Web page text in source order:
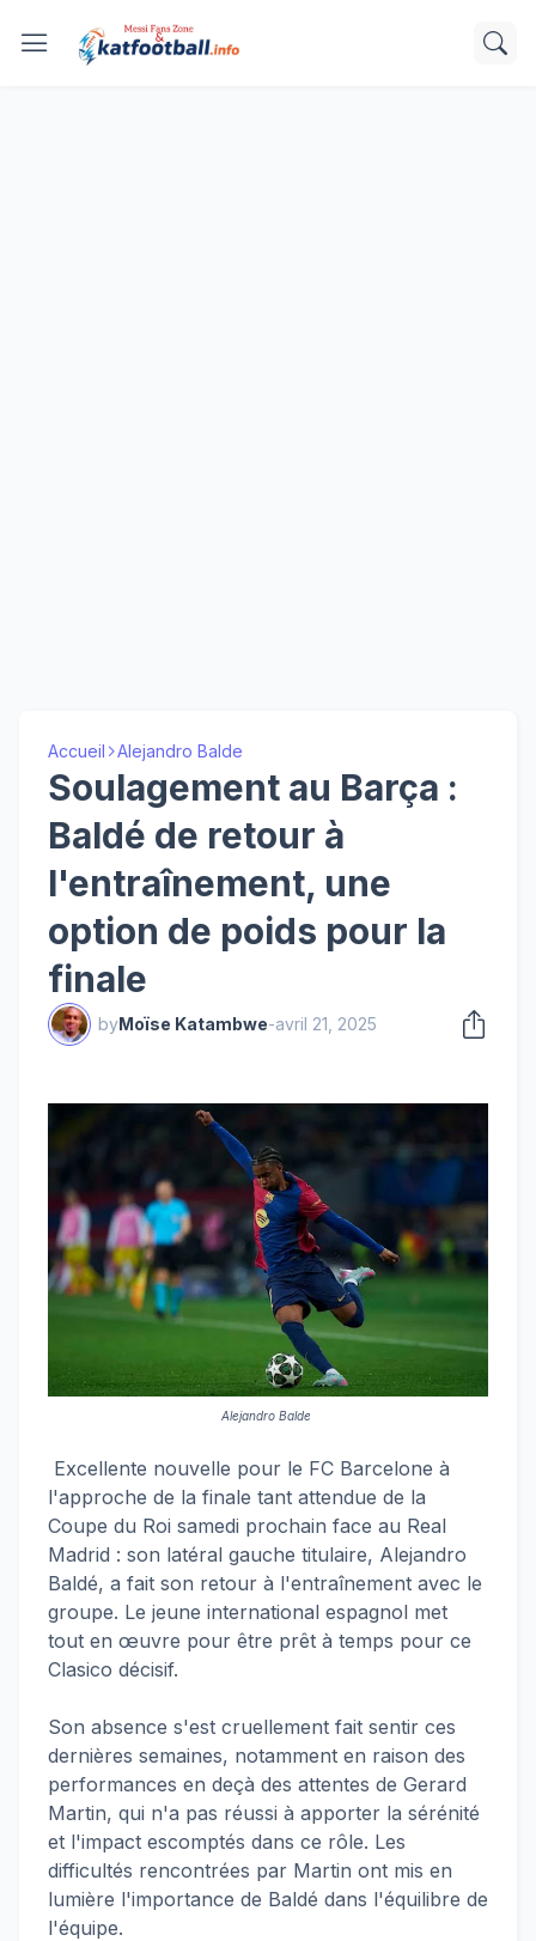
Accueil Alejandro Balde
Soulagement au Barça :
Baldé de retour à
l'entraînement, une
option de poids pour la
finale
byMoïse Katambwe-avril 21, 2025
Alejandro Balde
Excellente nouvelle pour le FC Barcelone à
l'approche de la finale tant attendue de la
Coupe du Roi samedi prochain face au Real
Madrid : son latéral gauche titulaire, Alejandro
Baldé, a fait son retour à l'entraînement avec le
groupe. Le jeune international espagnol met
tout en œuvre pour être prêt à temps pour ce
Clasico décisif.
Son absence s'est cruellement fait sentir ces
dernières semaines, notamment en raison des
performances en deçà des attentes de Gerard
Martin, qui n'a pas réussi à apporter la sérénité
et l'impact escomptés dans ce rôle. Les
difficultés rencontrées par Martin ont mis en
lumière l'importance de Baldé dans l'équilibre de
l'équipe.